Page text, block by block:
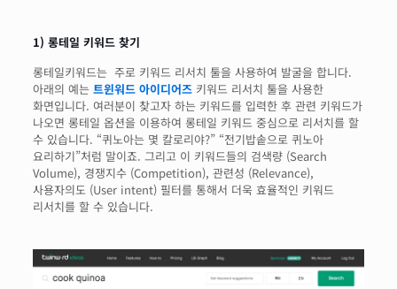
1) 롱테일 키워드 찾기
롱테일키워드는 주로 키워드 리서치 툴을 사용하여 발굴을 합니다.
아래의 예는 트윈워드 아이디어즈키워드 리서치 툴을 사용한
화면입니다. 여러분이 찾고자 하는 키워드를 입력한 후 관련 키워드가
나오면 롱테일 옵션을 이용하여 롱테일 키워드 중심으로 리서치를 할
수 있습니다. “퀴노아는 몇 칼로리야?” “전기밥솥으로 퀴노아
요리하기”처럼 말이죠. 그리고 이 키워드들의 검색량 (Search
Volume), 경쟁지수 (Competition), 관련성 (Relevance),
사용자의도 (User intent) 필터를 통해서 더욱 효율적인 키워드
리서치를 할 수 있습니다.